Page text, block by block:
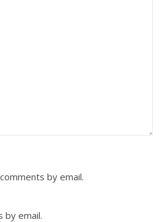
by email.
by email.